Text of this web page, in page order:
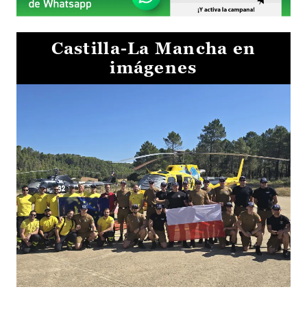
Castilla-La Mancha en
imágenes